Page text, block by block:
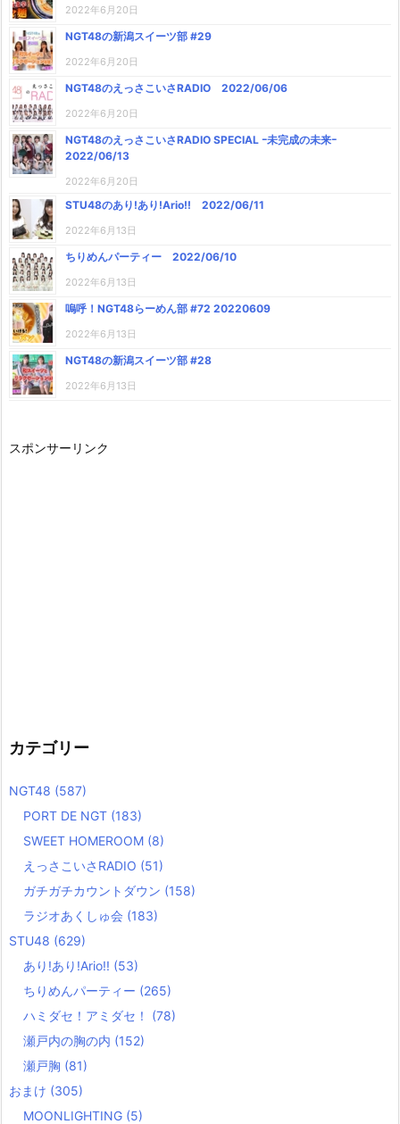
2022年6月20日
NGT48の新潟スイーツ部 #29
2022年6月20日
NGT48のえっさこいさRADIO 2022/06/06
2022年6月20日
NGT48のえっさこいさRADIO SPECIAL ｰ未完成の未来ｰ
2022/06/13
2022年6月20日
STU48のあり!あり!Ario!! 2022/06/11
2022年6月13日
ちりめんパーティー 2022/06/10
2022年6月13日
嗚呼！NGT48らーめん部 #72 20220609
2022年6月13日
NGT48の新潟スイーツ部 #28
2022年6月13日
スポンサーリンク
カテゴリー
NGT48 (587)
PORT DE NGT (183)
SWEET HOMEROOM (8)
えっさこいさRADIO (51)
ガチガチカウントダウン (158)
ラジオあくしゅ会 (183)
STU48 (629)
あり!あり!Ario!! (53)
ちりめんパーティー (265)
ハミダセ！アミダセ！ (78)
瀬戸内の胸の内 (152)
瀬戸胸 (81)
おまけ (305)
MOONLIGHTING (5)